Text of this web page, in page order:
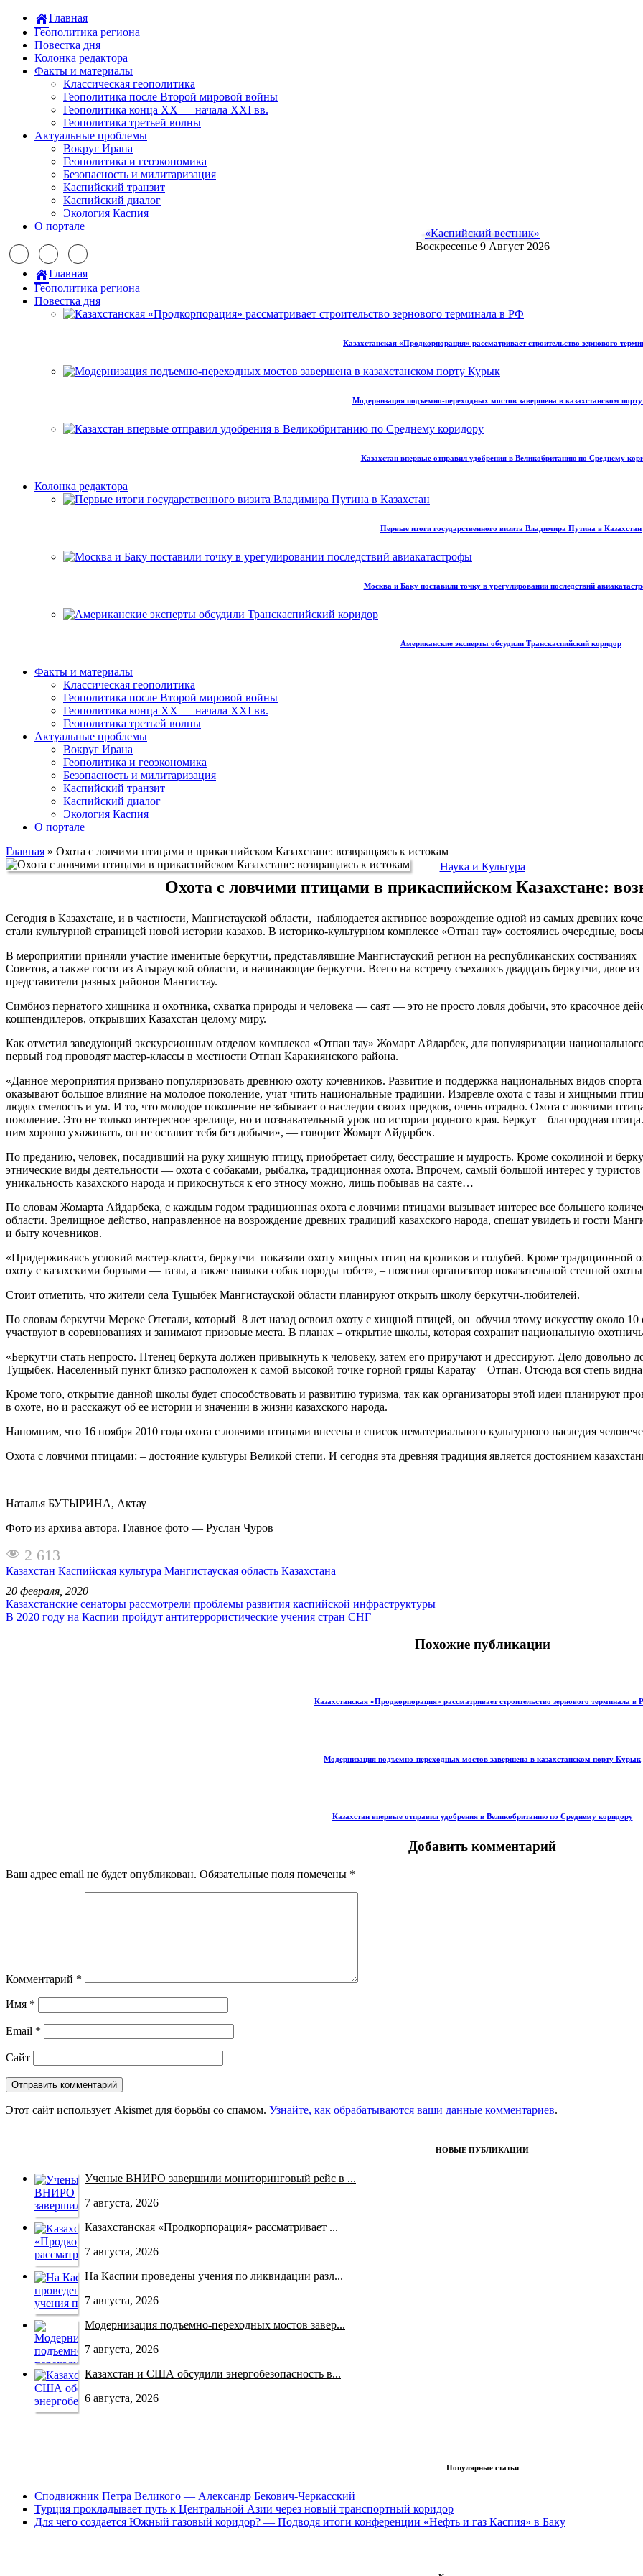
Главная
Геополитика региона
Повестка дня
Колонка редактора
Факты и материалы
Классическая геополитика
Геополитика после Второй мировой войны
Геополитика конца XX — начала XXI вв.
Геополитика третьей волны
Актуальные проблемы
Вокруг Ирана
Геополитика и геоэкономика
Безопасность и милитаризация
Каспийский транзит
Каспийский диалог
Экология Каспия
О портале
«Каспийский вестник»
Воскресенье 9 Август 2026
Главная
Геополитика региона
Повестка дня
Казахстанская «Продкорпорация» рассматривает строительство зернового
Модернизация подъемно-переходных мостов завершена в казахстанском
Казахстан впервые отправил удобрения в Великобританию по Среднему
Колонка редактора
Первые итоги государственного визита Владимира Путина в Казахстан
Москва и Баку поставили точку в урегулировании последствий
Американские эксперты обсудили Транскаспийский коридор
Факты и материалы
Классическая геополитика
Геополитика после Второй мировой войны
Геополитика конца XX — начала XXI вв.
Геополитика третьей волны
Актуальные проблемы
Вокруг Ирана
Геополитика и геоэкономика
Безопасность и милитаризация
Каспийский транзит
Каспийский диалог
Экология Каспия
О портале
Главная » Охота с ловчими птицами в прикаспийском Казахстане: возвращаясь к истокам
Наука и Культура
Охота с ловчими птицами в прикаспийском Казахстане:
Сегодня в Казахстане, и в частности, Мангистауской области, наблюдается активное возрождение одной из самых древних
стали культурной страницей новой истории казахов. В историко-культурном комплексе «Отпан тау» состоялись очередные,
В мероприятии приняли участие именитые беркутчи, представлявшие Мангистауский регион на республиканских
Советов, а также гости из Атырауской области, и начинающие беркутчи. Всего на встречу съехалось двадцать беркутчи,
представители разных районов Мангистау.
Симбиоз пернатого хищника и охотника, схватка природы и человека — саят — это не просто ловля добычи, это красочное
кошпендилеров, открывших Казахстан целому миру.
Как отметил заведующий экскурсионным отделом комплекса «Отпан тау» Жомарт Айдарбек, для популяризации
первый год проводят мастер-классы в местности Отпан Каракиянского района.
«Данное мероприятия призвано популяризовать древнюю охоту кочевников. Развитие и поддержка национальных видов
оказывают большое влияние на молодое поколение, учат чтить национальные традиции. Издревле охота с тазы и хищными
людях смелость и ум. И то, что молодое поколение не забывает о наследии своих предков, очень отрадно. Охота с ловчими
поколение. Это не только интересное зрелище, но и познавательный урок по истории родного края. Беркут – благородная
ним хорошо ухаживать, он не оставит тебя без добычи», — говорит Жомарт Айдарбек.
По преданию, человек, посадивший на руку хищную птицу, приобретает силу, бесстрашие и мудрость. Кроме соколиной и
этнические виды деятельности — охота с собаками, рыбалка, традиционная охота. Впрочем, самый большой интерес у
уникальность казахского народа и прикоснуться к его этносу можно, лишь побывав на саяте…
По словам Жомарта Айдарбека, с каждым годом традиционная охота с ловчими птицами вызывает интерес все большего
области. Зрелищное действо, направленное на возрождение древних традиций казахского народа, спешат увидеть и гости
и быту кочевников.
«Придерживаясь условий мастер-класса, беркутчи показали охоту хищных птиц на кроликов и голубей. Кроме
охоту с казахскими борзыми — тазы, а также навыки собак породы тобет», – пояснил организатор показательной степной
Стоит отметить, что жители села Тущыбек Мангистауской области планируют открыть школу беркутчи-любителей.
По словам беркутчи Мереке Отегали, который 8 лет назад освоил охоту с хищной птицей, он обучил этому искусству около
участвуют в соревнованиях и занимают призовые места. В планах – открытие школы, которая сохранит национальную
«Беркутчи стать непросто. Птенец беркута должен привыкнуть к человеку, затем его приручают и дрессируют. Дело довольно
Тущыбек. Населенный пункт близко расположен к самой высокой точке горной гряды Каратау – Отпан. Отсюда вся степь
Кроме того, открытие данной школы будет способствовать и развитию туризма, так как организаторы этой идеи планируют
в охоте, но и расскажут об ее истории и значении в жизни казахского народа.
Напомним, что 16 ноября 2010 года охота с ловчими птицами внесена в список нематериального культурного наследия
Охота с ловчими птицами: – достояние культуры Великой степи. И сегодня эта древняя традиция является достоянием
Наталья БУТЫРИНА, Актау
Фото из архива автора. Главное фото — Руслан Чуров
2 613
Казахстан Каспийская культура Мангистауская область Казахстана
20 февраля, 2020
Казахстанские сенаторы рассмотрели проблемы развития каспийской инфраструктуры
В 2020 году на Каспии пройдут антитеррористические учения стран СНГ
Похожие публикации
Казахстанская «Продкорпорация» рассматривает строительство зернового терминала в
Модернизация подъемно-переходных мостов завершена в казахстанском порту Курык
Казахстан впервые отправил удобрения в Великобританию по Среднему коридору
Добавить комментарий
Ваш адрес email не будет опубликован. Обязательные поля помечены *
Комментарий *
Имя *
Email *
Сайт
Этот сайт использует Akismet для борьбы со спамом. Узнайте, как обрабатываются ваши данные комментариев.
НОВЫЕ ПУБЛИКАЦИИ
Ученые ВНИРО завершили мониторинговый рейс в ...
7 августа, 2026
Казахстанская «Продкорпорация» рассматривает ...
7 августа, 2026
На Каспии проведены учения по ликвидации разл...
7 августа, 2026
Модернизация подъемно-переходных мостов завер...
7 августа, 2026
Казахстан и США обсудили энергобезопасность в...
6 августа, 2026
Популярные статьи
Сподвижник Петра Великого — Александр Бекович-Черкасский
Турция прокладывает путь к Центральной Азии через новый транспортный коридор
Для чего создается Южный газовый коридор? — Подводя итоги конференции «Нефть и газ Каспия» в Баку